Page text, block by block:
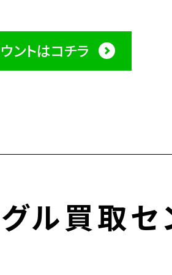
ントはコチラ
ル買取セ